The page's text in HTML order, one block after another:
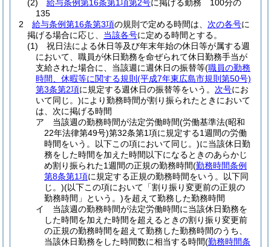
(2)
給与条例第16条第1項第2号に掲げる勤務 100分の
135
2
給与条例第16条第3項の規則で定める時間は、 次の各号に
掲げる場合に応じ、 当該各号に定める時間とする。
(1)
祝日法による休日等及び年末年始の休日等が属する週
において、職員が休日勤務を命ぜられて休日勤務手当が
支給された場合に、当該週に週休日の振替等(職員の勤務
時間、休暇等に関する規則 (平成7年東広島市規則第50号)
第3条第2項に規定する週休日の振替等をいう。 次号にお
いて同じ。)により勤務時間が割り振られたときにおいて
は、次に掲げる時間
ア
当該週の勤務時間が法定労働時間(労働基準法(昭和
22年法律第49号)第32条第1項に規定する1週間の労働
時間をいう。以下この項において同じ。)に当該休日勤
務をした時間を加えた時間以下になるときのあらかじ
め割り振られた1週間の正規の勤務時間(勤務時間条例
第8条第1項に規定する正規の勤務時間をいう。以下同
じ。)(以下この項において「割り振り変更前の正規の
勤務時間」という。)を超えて勤務した勤務時間
イ
当該週の勤務時間が法定労働時間に当該休日勤務を
した時間を加えた時間を超えるときの割り振り変更前
の正規の勤務時間を超えて勤務した勤務時間のうち、
当該休日勤務をした時間数に相当する時間(勤務時間条